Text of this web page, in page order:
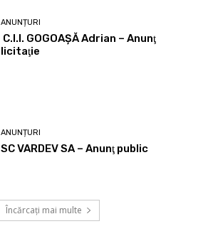
ANUNȚURI
C.I.I. GOGOAŞĂ Adrian – Anunţ
licitaţie
ANUNȚURI
SC VARDEV SA – Anunţ public
Încărcați mai multe